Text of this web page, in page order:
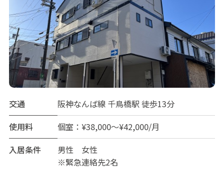
交通
阪神なんば線 千鳥橋駅 徒歩13分
使用料
個室：¥38,000～¥42,000/月
入居条件
男性 女性
※緊急連絡先2名